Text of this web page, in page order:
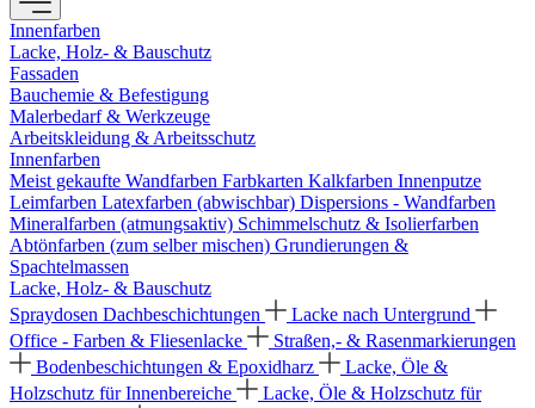
Innenfarben
Lacke, Holz- & Bauschutz
Fassaden
Bauchemie & Befestigung
Malerbedarf & Werkzeuge
Arbeitskleidung & Arbeitsschutz
Innenfarben
Meist gekaufte Wandfarben Farbkarten Kalkfarben Innenputze
Leimfarben Latexfarben (abwischbar) Dispersions - Wandfarben
Mineralfarben (atmungsaktiv) Schimmelschutz & Isolierfarben
Abtönfarben (zum selber mischen) Grundierungen &
Spachtelmassen
Lacke, Holz- & Bauschutz
Spraydosen Dachbeschichtungen
Lacke nach Untergrund
Office - Farben & Fliesenlacke
Straßen,- & Rasenmarkierungen
Bodenbeschichtungen & Epoxidharz
Lacke, Öle &
Holzschutz für Innenbereiche
Lacke, Öle & Holzschutz für